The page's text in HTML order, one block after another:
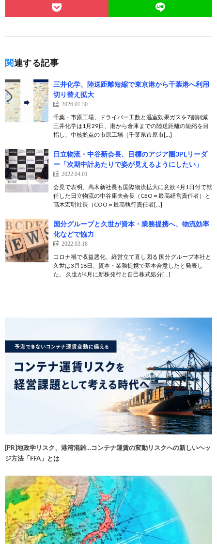
関連する記事
三井化学、陸送距離短縮で東京港から千葉港へ利用
切り替え拡大
2026.01.30
千葉・市原工場、ドライバー工数と温室効果ガスを7割削減
三井化学は1月29日、港から倉庫までの陸送距離の短縮を目
指し、中核拠点の市原工場（千葉県市原市[…]
日立物流・中谷新会長、目標のアジア圏3PLリーダ
ー「次期中計あたりで姿が見えるようにしたい」
2022.04.01
会見で表明、髙木新社長も国際物流拡大に意欲 4月1日付で就
任した日立物流の中谷康夫会長（CEO＝最高経営責任者）と
髙木宏明社長（COO＝最高執行責任者[…]
国分グループと久世が資本・業務提携へ、物流効率
化などで協力
2022.03.18
コロナ禍で収益悪化、経営立て直し図る 国分グループ本社と
久世は3月18日、資本・業務提携で基本合意したと発表し
た。 久世が4月に新株発行と自己株式処分[…]
[PR]地政学リスク、港湾混雑…コンテナ運賃の変動リスクへの新しいヘッ
ジ方法「FFA」とは